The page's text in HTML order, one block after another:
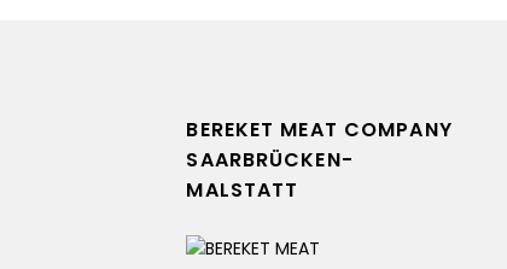
BEREKET MEAT COMPANY
SAARBRÜCKEN-
MALSTATT